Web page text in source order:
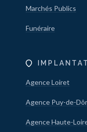
Marchés Publics
Funéraire
Agence Loiret
Agence Puy-de-
Agence Haute-